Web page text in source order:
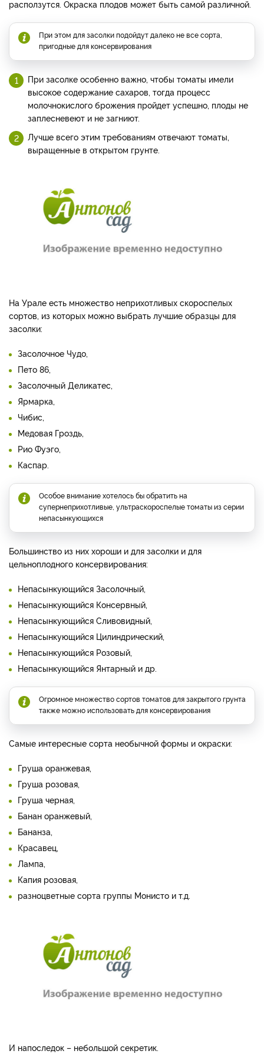
расползутся. Окраска плодов может быть самой различной.
При этом для засолки подойдут далеко не все сорта,
пригодные для консервирования
При засолке особенно важно, чтобы томаты имели
высокое содержание сахаров, тогда процесс
молочнокислого брожения пройдет успешно, плоды не
заплесневеют и не загниют.
Лучше всего этим требованиям отвечают томаты,
выращенные в открытом грунте.
На Урале есть множество неприхотливых скороспелых
сортов, из которых можно выбрать лучшие образцы для
засолки:
Засолочное Чудо,
Пето 86,
Засолочный Деликатес,
Ярмарка,
Чибис,
Медовая Гроздь,
Рио Фуэго,
Каспар.
Особое внимание хотелось бы обратить на
супернеприхотливые, ультраскороспелые томаты из серии
непасынкующихся
Большинство из них хороши и для засолки и для
цельноплодного консервирования:
Непасынкующийся Засолочный,
Непасынкующийся Консервный,
Непасынкующийся Сливовидный,
Непасынкующийся Цилиндрический,
Непасынкующийся Розовый,
Непасынкующийся Янтарный и др.
Огромное множество сортов томатов для закрытого грунта
также можно использовать для консервирования
Самые интересные сорта необычной формы и окраски:
Груша оранжевая,
Груша розовая,
Груша черная,
Банан оранжевый,
Бананза,
Красавец,
Лампа,
Капия розовая,
разноцветные сорта группы Монисто и т.д.
И напоследок – небольшой секретик.